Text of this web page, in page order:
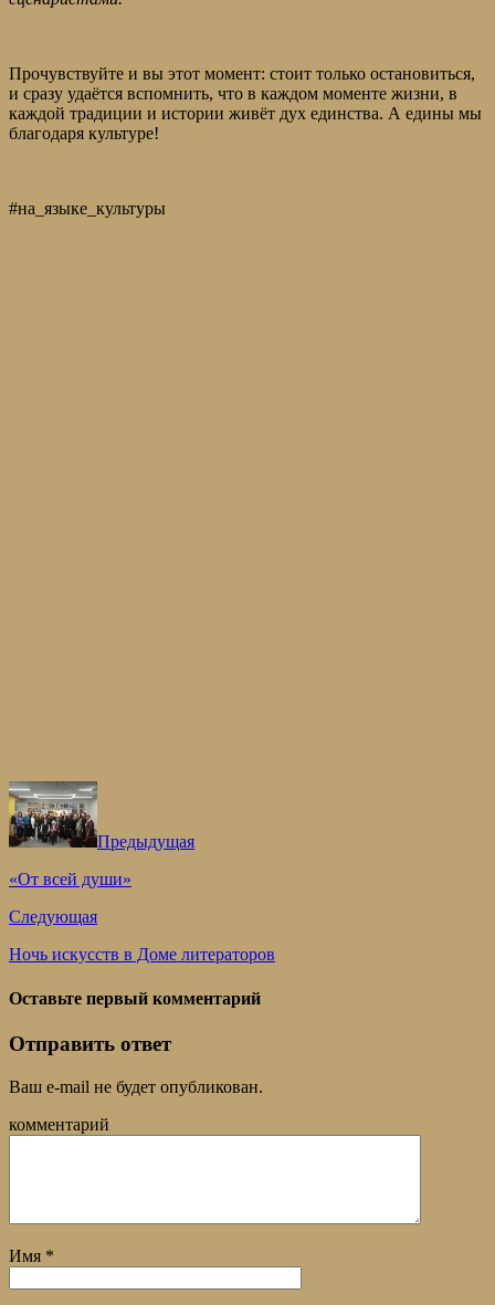
Прочувствуйте и вы этот момент: стоит только остановиться,
и сразу удаётся вспомнить, что в каждом моменте жизни, в
каждой традиции и истории живёт дух единства. А едины мы
благодаря культуре!
#на_языке_культуры
Предыдущая
«От всей души»
Следующая
Ночь искусств в Доме литераторов
Оставьте первый комментарий
Отправить ответ
Ваш e-mail не будет опубликован.
комментарий
Имя *